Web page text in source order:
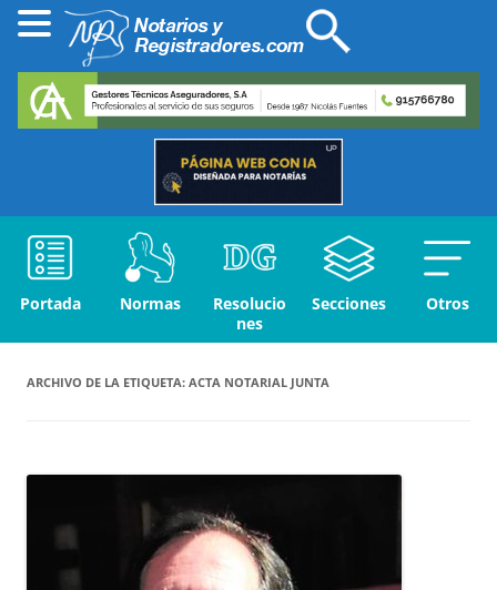
Portada Normas
Resolucio
nes
Secciones Otros
ARCHIVO DE LA ETIQUETA: ACTA NOTARIAL JUNTA